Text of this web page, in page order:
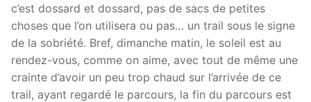
c’est dossard et dossard, pas de sacs de petites
choses que l’on utilisera ou pas… un trail sous le signe
de la sobriété. Bref, dimanche matin, le soleil est au
rendez-vous, comme on aime, avec tout de même une
crainte d’avoir un peu trop chaud sur l’arrivée de ce
trail, ayant regardé le parcours, la fin du parcours est